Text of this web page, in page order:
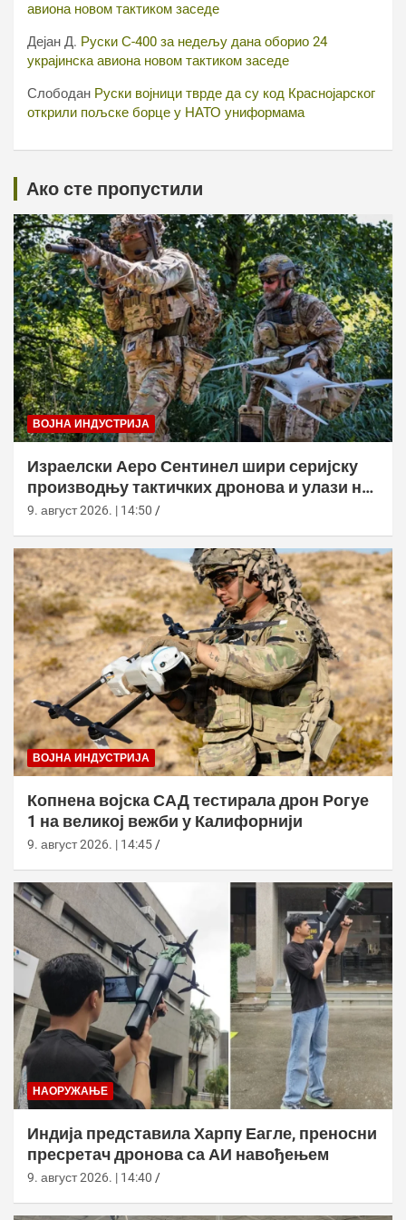
авиона новом тактиком заседе
Дејан Д. Руски С-400 за недељу дана оборио 24
украјинска авиона новом тактиком заседе
Слободан Руски војници тврде да су код Краснојарског
открили пољске борце у НАТО униформама
Ако сте пропустили
ВОЈНА ИНДУСТРИЈА
Израелски Аеро Сентинел шири серијску
производњу тактичких дронова и улази на
нова тржишта
9. август 2026. | 14:50
ВОЈНА ИНДУСТРИЈА
Копнена војска САД тестирала дрон Рогуе
1 на великој вежби у Калифорнији
9. август 2026. | 14:45
НАОРУЖАЊЕ
Индија представила Харпy Еагле, преносни
пресретач дронова са АИ навођењем
9. август 2026. | 14:40